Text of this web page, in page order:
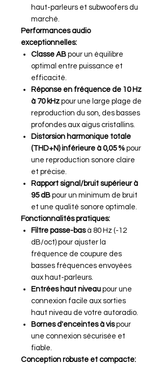
haut-parleurs et subwoofers du
marché.
Performances audio
exceptionnelles:
Classe AB pour un équilibre
optimal entre puissance et
efficacité.
Réponse en fréquence de 10 Hz
à 70 kHz pour une large plage de
reproduction du son, des basses
profondes aux aigus cristallins.
Distorsion harmonique totale
(THD+N) inférieure à 0,05 % pour
une reproduction sonore claire
et précise.
Rapport signal/bruit supérieur à
95 dB pour un minimum de bruit
et une qualité sonore optimale.
Fonctionnalités pratiques:
Filtre passe-basà 80 Hz (-12
dB/oct) pour ajuster la
fréquence de coupure des
basses fréquences envoyées
aux haut-parleurs.
Entrées haut niveau pour une
connexion facile aux sorties
haut niveau de votre autoradio.
Bornes d'enceintes à vispour
une connexion sécurisée et
fiable.
Conception robuste et compacte: